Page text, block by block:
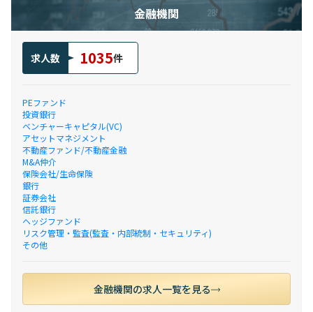
金融機関
求人数 1035件
PEファンド
投資銀行
ベンチャーキャピタル(VC)
アセットマネジメント
不動産ファンド/不動産金融
M&A仲介
保険会社/生命保険
銀行
証券会社
信託銀行
ヘッジファンド
リスク管理・監査(監査・内部統制・セキュリティ)
その他
金融機関の求人一覧を見る